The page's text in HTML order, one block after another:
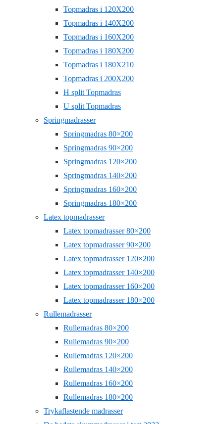
Topmadras i 120X200
Topmadras i 140X200
Topmadras i 160X200
Topmadras i 180X200
Topmadras i 180X210
Topmadras i 200X200
H split Topmadras
U split Topmadras
Springmadrasser
Springmadras 80×200
Springmadras 90×200
Springmadras 120×200
Springmadras 140×200
Springmadras 160×200
Springmadras 180×200
Latex topmadrasser
Latex topmadrasser 80×200
Latex topmadrasser 90×200
Latex topmadrasser 120×200
Latex topmadrasser 140×200
Latex topmadrasser 160×200
Latex topmadrasser 180×200
Rullemadrasser
Rullemadras 80×200
Rullemadras 90×200
Rullemadras 120×200
Rullemadras 140×200
Rullemadras 160×200
Rullemadras 180×200
Trykaflastende madrasser